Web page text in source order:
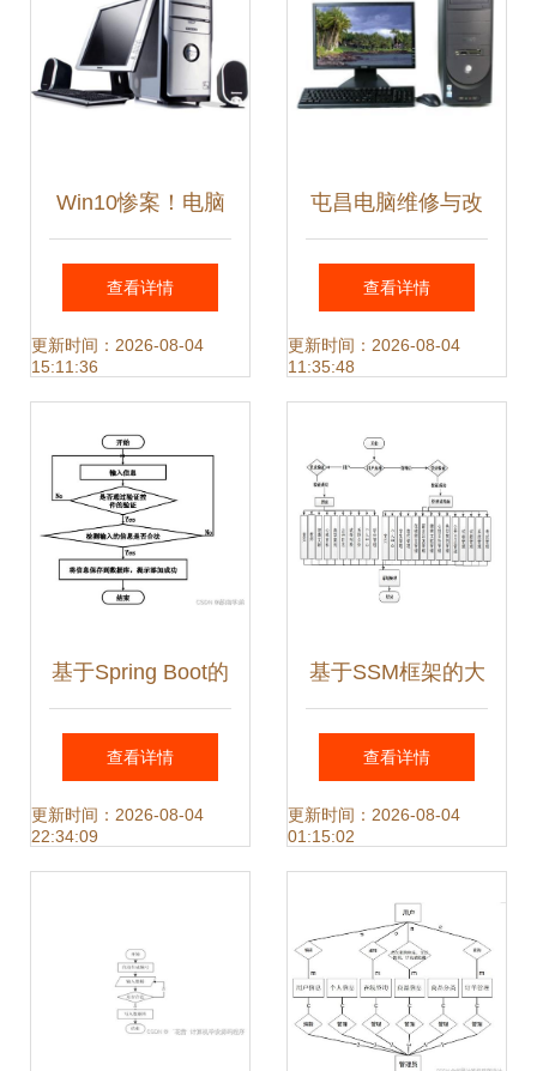
Win10惨案！电脑
无法启动，都是这
6大原因在偷家，
查看详情
更新时间：2026-08-04
15:11:36
屯昌电脑维修与改
装服务 系统重装与
系统级技术支持全
查看详情
更新时间：2026-08-04
11:35:48
基于Spring Boot的
商品管理系统设计
与实现——计算机
查看详情
更新时间：2026-08-04
22:34:09
基于SSM框架的大
学生心理咨询系统
设计与实现
查看详情
更新时间：2026-08-04
01:15:02